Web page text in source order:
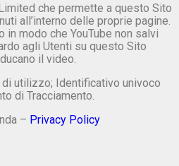
che permette a questo Sito
all’interno delle proprie pagine.
modo che YouTube non salvi
agli Utenti su questo Sito
il video.
utilizzo; Identificativo univoco
di Tracciamento.
– Privacy Policy